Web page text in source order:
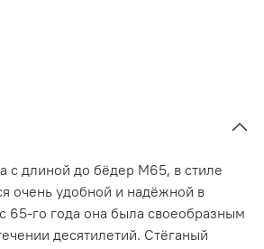
с длиной до бёдер M65, в стиле
очень удобной и надёжной в
65-го года она была своeобразным
десятилетий. Стёганый